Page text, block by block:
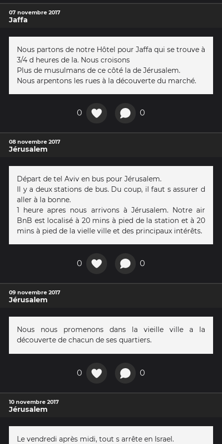
07 novembre 2017
Jaffa
Nous partons de notre Hôtel pour Jaffa qui se trouve à
3/4 d heures de la. Nous croisons
Plus de musulmans de ce côté la de Jérusalem.
Nous arpentons les rues à la découverte du marché.
0 0
08 novembre 2017
Jérusalem
Départ de tel Aviv en bus pour Jérusalem.
Il y a deux stations de bus. Du coup, il faut s assurer d
aller à la bonne.
1 heure apres nous arrivons à Jérusalem. Notre air
BnB est localisé à 20 mins à pied de la station et à 20
mins à pied de la vielle ville et des principaux intérêts.
0 0
09 novembre 2017
Jérusalem
Nous nous promenons dans la vieille ville a la
découverte de chacun de ses quartiers.
0 0
10 novembre 2017
Jérusalem
Le vendredi après midi, tout s arrête en Israel.